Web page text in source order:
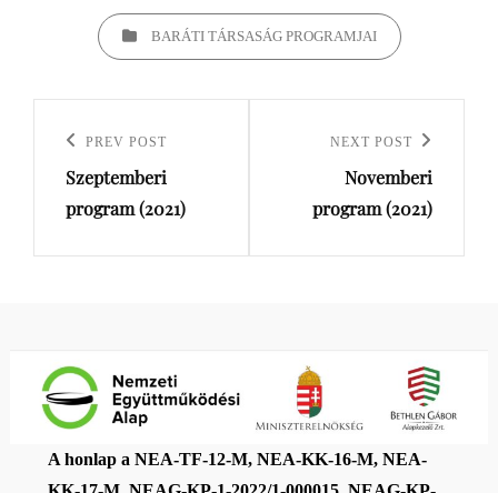
BARÁTI TÁRSASÁG PROGRAMJAI
Previous
Post
PREV POST
Szeptemberi
program (2021)
NEXT POST
Novemberi
program (2021)
A honlap a NEA-TF-12-M, NEA-KK-16-M, NEA-